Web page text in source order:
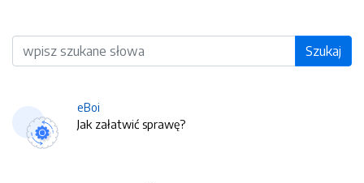
Wyszukiwarka Szukaj
eBoi
Jak załatwić sprawę?